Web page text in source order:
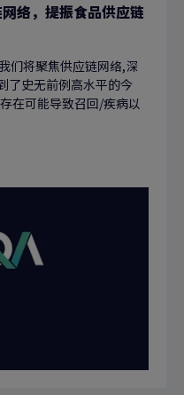
络，提振食品供应链
们将聚焦供应链网络,深
了史无前例高水平的今
在可能导致召回/疾病以